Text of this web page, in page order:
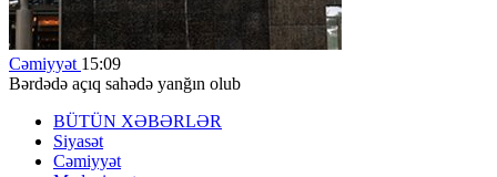
Cəmiyyət 15:09
Bərdədə açıq sahədə yanğın olub
BÜTÜN XƏBƏRLƏR
Siyasət
Cəmiyyət